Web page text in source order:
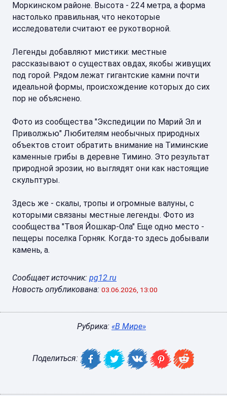
Моркинском районе. Высота - 224 метра, а форма
настолько правильная, что некоторые
исследователи считают ее рукотворной.
Легенды добавляют мистики: местные
рассказывают о существах овдах, якобы живущих
под горой. Рядом лежат гигантские камни почти
идеальной формы, происхождение которых до сих
пор не объяснено.
Фото из сообщества "Экспедиции по Марий Эл и
Приволжью" Любителям необычных природных
объектов стоит обратить внимание на Тиминские
каменные грибы в деревне Тимино. Это результат
природной эрозии, но выглядят они как настоящие
скульптуры.
Здесь же - скалы, тропы и огромные валуны, с
которыми связаны местные легенды. Фото из
сообщества "Твоя Йошкар-Ола" Еще одно место -
пещеры поселка Горняк. Когда-то здесь добывали
камень, а.
Сообщает источник: pg12.ru
Новость опубликована: 03.06.2026, 13:00
Рубрика: «В Мире»
Поделиться: